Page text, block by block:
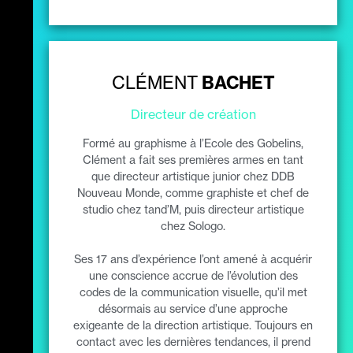
CLÉMENTBACHET
Directeur de création
Formé au graphisme à l’Ecole des Gobelins,
Clément a fait ses premières armes en tant
que directeur artistique junior chez DDB
Nouveau Monde, comme graphiste et chef de
studio chez tand’M, puis directeur artistique
chez Sologo.
Ses 17 ans d’expérience l’ont amené à acquérir
une conscience accrue de l’évolution des
codes de la communication visuelle, qu’il met
désormais au service d’une approche
exigeante de la direction artistique. Toujours en
contact avec les dernières tendances, il prend